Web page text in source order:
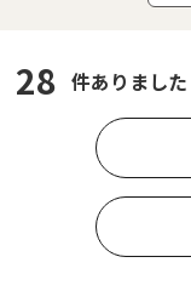
28 件ありました